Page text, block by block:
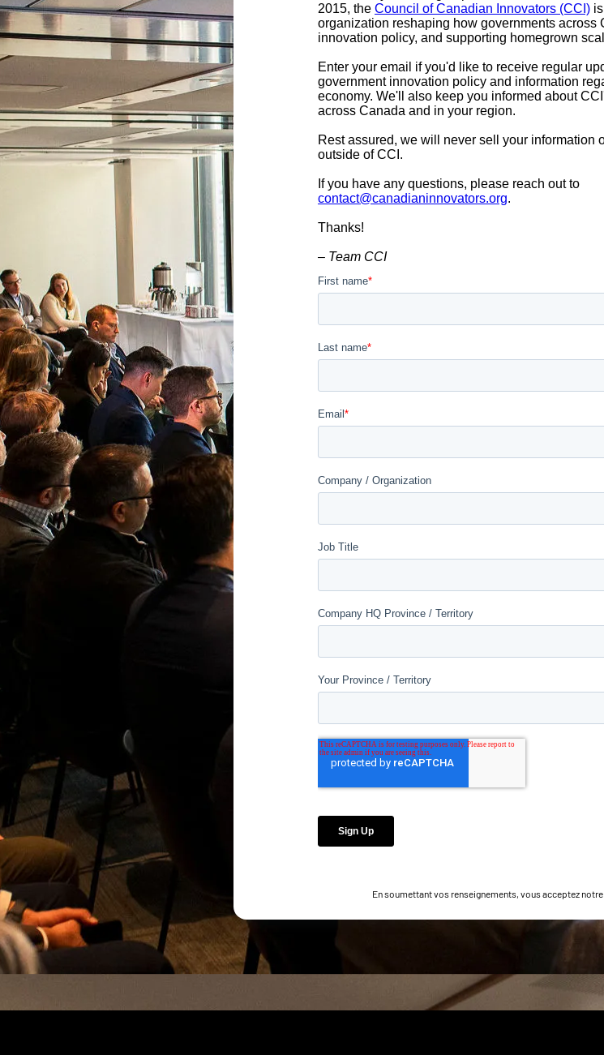
En soumettant vos renseignements, vous acceptez notre